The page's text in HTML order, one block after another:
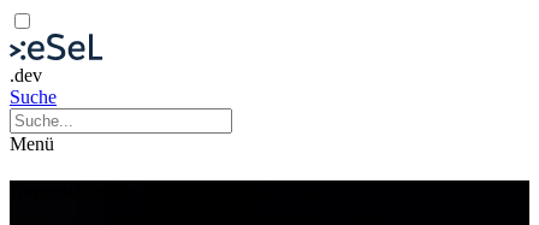
.dev
Suche
Menü